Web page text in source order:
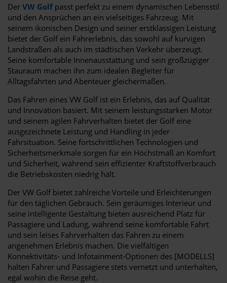
Der VW Golf passt perfekt zu einem dynamischen Lebensstil
und den Ansprüchen an ein vielseitiges Fahrzeug. Mit
seinem ikonischen Design und seiner erstklassigen Leistung
bietet der Golf ein Fahrerlebnis, das sowohl auf kurvigen
Landstraßen als auch im städtischen Verkehr überzeugt.
Seine komfortable Innenausstattung und sein großzügiger
Stauraum machen ihn zum idealen Begleiter für
Alltagsfahrten und Abenteuer gleichermaßen.
Das Fahren eines VW Golf ist ein Erlebnis, das auf Qualität
und Innovation basiert. Mit seinem leistungsstarken Motor
und seinem agilen Fahrverhalten bietet der Golf eine
ausgezeichnete Leistung und Handling in jeder
Fahrsituation. Seine fortschrittlichen Technologien und
Sicherheitsmerkmale sorgen für ein Höchstmaß an Komfort
und Sicherheit, während sein effizienter Kraftstoffverbrauch
die Betriebskosten niedrig hält.
Der VW Golf bietet zahlreiche Vorteile und Erleichterungen
für den täglichen Gebrauch. Sein geräumiges Interieur und
seine intelligente Gestaltung bieten ausreichend Platz für
Passagiere und Ladung, während seine komfortable Fahrt
und sein leises Fahrverhalten das Fahren zu einem
angenehmen Erlebnis machen. Die vielfältigen
Konnektivitäts- und Infotainment-Optionen des [MODELLS]
halten Fahrer und Passagiere stets vernetzt und unterhalten,
egal wohin die Reise geht.